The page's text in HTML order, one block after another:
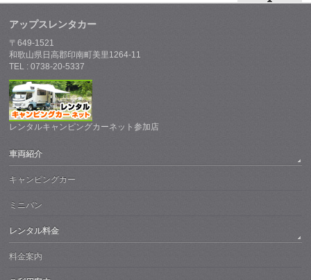
アップスレンタカー
〒649-1521
和歌山県日高郡印南町美里1264-11
TEL : 0738-20-5337
レンタルキャンピングカーネット参加店
車両紹介
キャンピングカー
ミニバン
レンタル料金
料金案内